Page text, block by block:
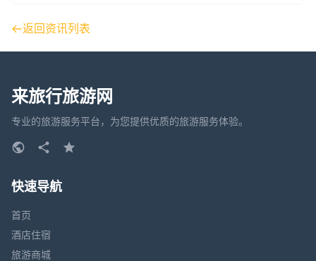
返回资讯列表
来旅行旅游网
专业的旅游服务平台，为您提供优质的旅游服务体验。
快速导航
首页
酒店住宿
旅游商城